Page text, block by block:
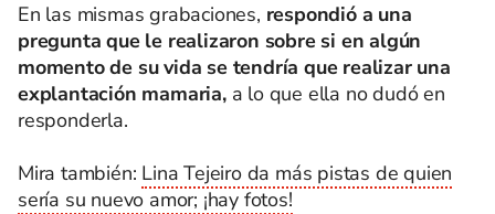
En las mismas grabaciones, respondió a una
pregunta que le realizaron sobre si en algún
momento de su vida se tendría que realizar una
explantación mamaria,a lo que ella no dudó en
responderla.
Mira también: Lina Tejeiro da más pistas de quien
sería su nuevo amor; ¡hay fotos!